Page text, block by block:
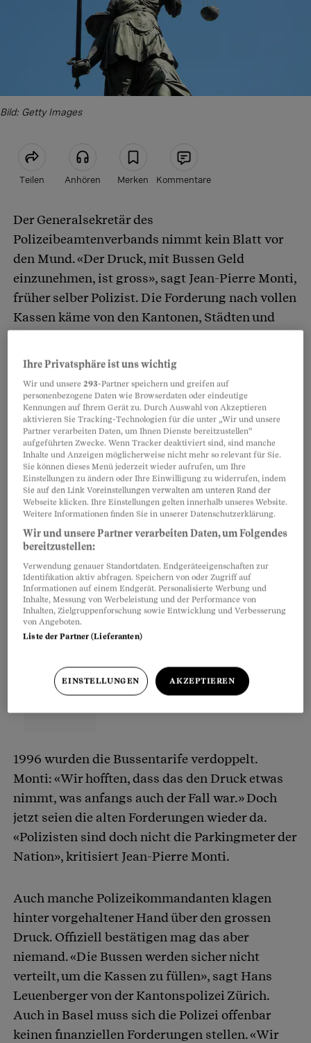
Bild: Getty Images
Teilen Anhören Merken Kommentare
Artikel teilen
Der Generalsekretär des
Polizeibeamtenverbands nimmt kein Blatt vor
den Mund. «Der Druck, mit Bussen Geld
einzunehmen, ist gross», sagt Jean-Pierre Monti,
früher selber Polizist. Die Forderung nach vollen
Kassen käme von den Kantonen, Städten und
werden, um die budgetierten Einnahmen zu
Prävention.» Monti sieht das Problem vor allem
auf Gemeindeebene: «Diese Korps verteilen etwa
nachts Parkbussen. Das ist wenig aufwändig
und bringt viel ein.» Rentabel seien auch
Geschwindigkeitskontrollen auf Autobahnen –
vor allem im Bereich von Baustellen.
Partnerinhalte
1996 wurden die Bussentarife verdoppelt.
Monti: «Wir hofften, dass das den Druck etwas
nimmt, was anfangs auch der Fall war.» Doch
jetzt seien die alten Forderungen wieder da.
«Polizisten sind doch nicht die Parkingmeter der
Nation», kritisiert Jean-Pierre Monti.
Auch manche Polizeikommandanten klagen
hinter vorgehaltener Hand über den grossen
Druck. Offiziell bestätigen mag das aber
niemand. «Die Bussen werden sicher nicht
verteilt, um die Kassen zu füllen», sagt Hans
Leuenberger von der Kantonspolizei Zürich.
Auch in Basel muss sich die Polizei offenbar
keinen finanziellen Forderungen stellen. «Wir
Ihre Privatsphäre ist uns wichtig
Wir und unsere293-Partner speichern und greifen auf
personenbezogene Daten wie Browserdaten oder eindeutige
Kennungen auf Ihrem Gerät zu. Durch Auswahl von Akzeptieren
aktivieren Sie Tracking-Technologien für die unter „Wir und unsere
Partner verarbeiten Daten, um Ihnen Dienste bereitzustellen“
aufgeführten Zwecke. Wenn Tracker deaktiviert sind, sind manche
Inhalte und Anzeigen möglicherweise nicht mehr so relevant für Sie.
Sie können dieses Menü jederzeit wieder aufrufen, um Ihre
Einstellungen zu ändern oder Ihre Einwilligung zu widerrufen, indem
Sie auf den Link Voreinstellungen verwalten am unteren Rand der
Webseite klicken. Ihre Einstellungen gelten innerhalb unseres Website.
Weitere Informationen finden Sie in unserer Datenschutzerklärung.
Wir und unsere Partner verarbeiten Daten, um Folgendes
bereitzustellen:
Verwendung genauer Standortdaten. Endgeräteeigenschaften zur
Identifikation aktiv abfragen. Speichern von oder Zugriff auf
Informationen auf einem Endgerät. Personalisierte Werbung und
Inhalte, Messung von Werbeleistung und der Performance von
Inhalten, Zielgruppenforschung sowie Entwicklung und Verbesserung
von Angeboten.
Liste der Partner (Lieferanten)
EINSTELLUNGEN AKZEPTIEREN